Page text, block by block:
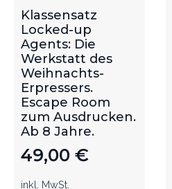
Klassensatz
Locked-up
Agents: Die
Werkstatt des
Weihnachts-
Erpressers.
Escape Room
zum Ausdrucken.
Ab 8 Jahre.
49,00 €
inkl. MwSt.